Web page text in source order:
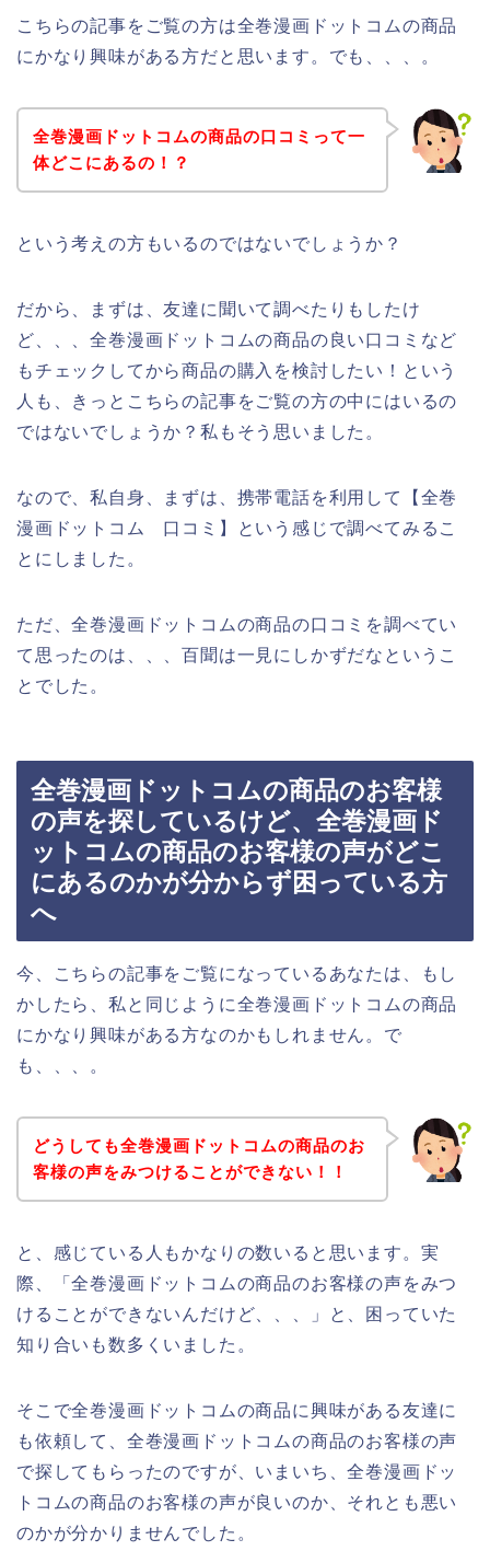
こちらの記事をご覧の方は全巻漫画ドットコムの商品
にかなり興味がある方だと思います。でも、、、。
全巻漫画ドットコムの商品の口コミって一
体どこにあるの！？
という考えの方もいるのではないでしょうか？
だから、まずは、友達に聞いて調べたりもしたけ
ど、、、全巻漫画ドットコムの商品の良い口コミなど
もチェックしてから商品の購入を検討したい！という
人も、きっとこちらの記事をご覧の方の中にはいるの
ではないでしょうか？私もそう思いました。
なので、私自身、まずは、携帯電話を利用して【全巻
漫画ドットコム 口コミ】という感じで調べてみるこ
とにしました。
ただ、全巻漫画ドットコムの商品の口コミを調べてい
て思ったのは、、、百聞は一見にしかずだなというこ
とでした。
全巻漫画ドットコムの商品のお客様
の声を探しているけど、全巻漫画ド
ットコムの商品のお客様の声がどこ
にあるのかが分からず困っている方
へ
今、こちらの記事をご覧になっているあなたは、もし
かしたら、私と同じように全巻漫画ドットコムの商品
にかなり興味がある方なのかもしれません。で
も、、、。
どうしても全巻漫画ドットコムの商品のお
客様の声をみつけることができない！！
と、感じている人もかなりの数いると思います。実
際、「全巻漫画ドットコムの商品のお客様の声をみつ
けることができないんだけど、、、」と、困っていた
知り合いも数多くいました。
そこで全巻漫画ドットコムの商品に興味がある友達に
も依頼して、全巻漫画ドットコムの商品のお客様の声
で探してもらったのですが、いまいち、全巻漫画ドッ
トコムの商品のお客様の声が良いのか、それとも悪い
のかが分かりませんでした。